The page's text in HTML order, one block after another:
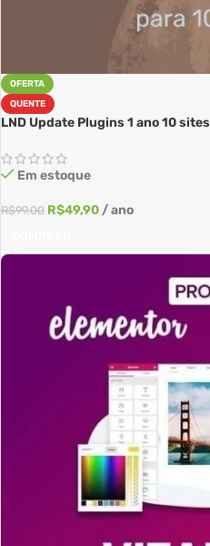
OFERTA
QUENTE
LND Update Plugins 1 ano 10 sites
Em estoque
R$99,00 R$49,90 / ano